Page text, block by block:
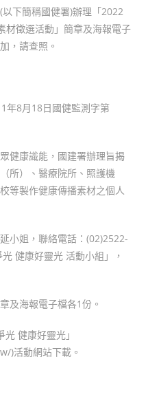
下簡稱國健署)辦理「2022
材徵選活動」簡章及海報電子
，請查照。
年8月18日國健監測字第
健康識能，國建署辦理旨揭
所）、醫療院所、照護機
等製作健康傳播素材之個人
小姐，聯絡電話：(02)2522-
健康好靈光 活動小組」，
及海報電子檔各1份。
健康好靈光」
活動網站下載。